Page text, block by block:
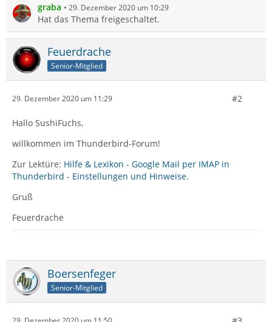
graba 29. Dezember 2020 um 10:29
Hat das Thema freigeschaltet.
Feuerdrache
Senior-Mitglied
29. Dezember 2020 um 11:29 #2
Hallo SushiFuchs,
willkommen im Thunderbird-Forum!
Zur Lektüre: Hilfe & Lexikon - Google Mail per IMAP in
Thunderbird - Einstellungen und Hinweise.
Gruß
Feuerdrache
Boersenfeger
Senior-Mitglied